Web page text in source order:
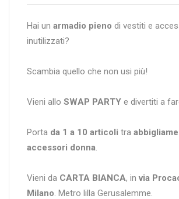
Hai un armadio pieno di vestiti e
inutilizzati?
Scambia quello che non usi più!
Vieni allo SWAP PARTY e divertiti a
Porta da 1 a 10 articoli tra
accessori donna.
Vieni da CARTA BIANCA, in via
Milano. Metro lilla Gerusalemme.